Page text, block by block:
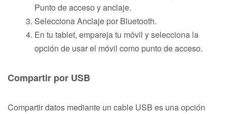
Punto de acceso y anclaje.
Selecciona Anclaje por Bluetooth.
En tu tablet, empareja tu móvil y selecciona la
opción de usar el móvil como punto de acceso.
Compartir por USB
Compartir datos mediante un cable USB es una opción